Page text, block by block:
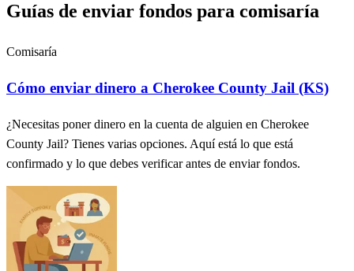
Guías de enviar fondos para comisaría
Comisaría
Cómo enviar dinero a Cherokee County Jail (KS)
¿Necesitas poner dinero en la cuenta de alguien en Cherokee
County Jail? Tienes varias opciones. Aquí está lo que está
confirmado y lo que debes verificar antes de enviar fondos.